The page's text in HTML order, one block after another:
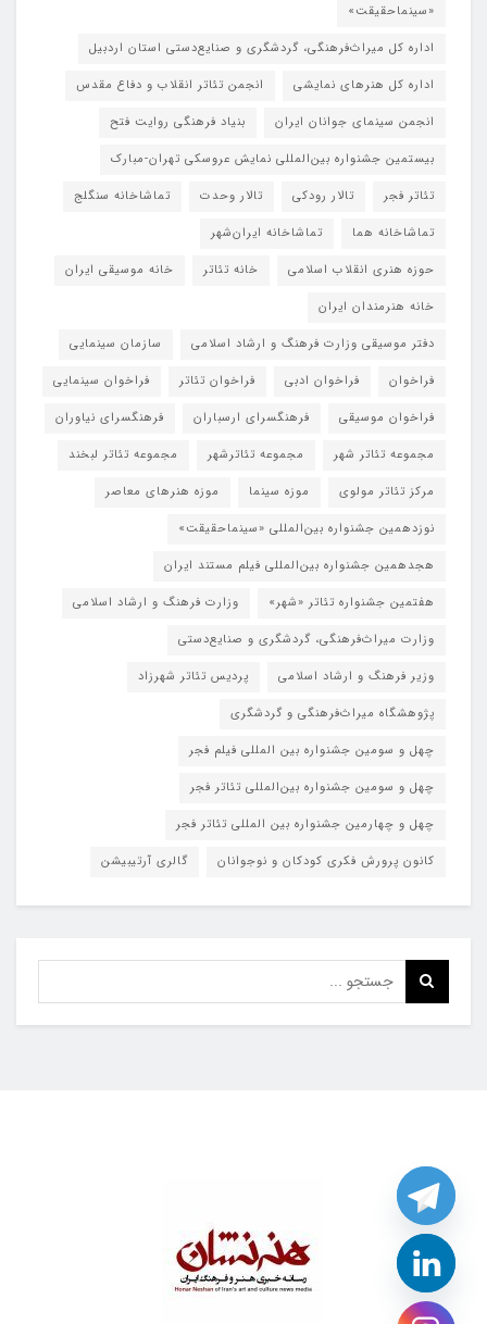
«سینماحقیقت»
اداره کل میراث‌فرهنگی، گردشگری و صنایع‌دستی استان اردبیل
اداره کل هنرهای نمایشی
انجمن تئاتر انقلاب و دفاع مقدس
انجمن سینمای جوانان ایران
بنیاد فرهنگی روایت فتح
بیستمین جشنواره بین‌المللی نمایش عروسکی تهران-مبارک
تئاتر فجر
تالار رودکی تالار وحدت
تماشاخانه سنگلج
تماشاخانه هما
تماشاخانه‌ ایران‌شهر
حوزه هنری انقلاب اسلامی
خانه تئاتر
خانه موسیقی ایران
خانه هنرمندان ایران
دفتر موسیقی وزارت فرهنگ و ارشاد اسلامی
سازمان سینمایی
فراخوان
فراخوان ادبی فراخوان تئاتر
فراخوان سینمایی
فراخوان موسیقی
فرهنگسرای ارسباران
فرهنگسرای نیاوران
مجموعه تئاتر شهر
مجموعه تئاترشهر
مجموعه تئاتر لبخند
مرکز تئاتر مولوی
موزه سینما
موزه هنرهای معاصر
نوزدهمین جشنواره بین‌المللی «سینماحقیقت»
هجدهمین جشنواره بین‌المللی فیلم مستند ایران
هفتمین جشنواره تئاتر «شهر»
وزارت فرهنگ و ارشاد اسلامی
وزارت میراث‌فرهنگی، گردشگری و صنایع‌دستی
وزیر فرهنگ و ارشاد اسلامی
پردیس تئاتر شهرزاد
پژوهشگاه میراث‌فرهنگی و گردشگری
چهل و سومین جشنواره بین المللی فیلم فجر
چهل و سومین جشنواره بین‌المللی تئاتر فجر
چهل و چهارمین جشنواره بین المللی تئاتر فجر
کانون پرورش فکری کودکان و نوجوانان
گالری آرتیبیشن